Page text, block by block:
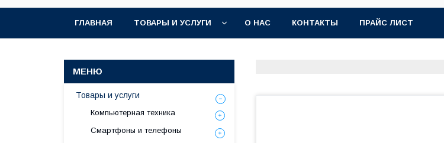
ГЛАВНАЯ ТОВАРЫ И УСЛУГИ О НАС КОНТАКТЫ ПРАЙС ЛИСТ
Товары и услуги
Компьютерная техника
Смартфоны и телефоны